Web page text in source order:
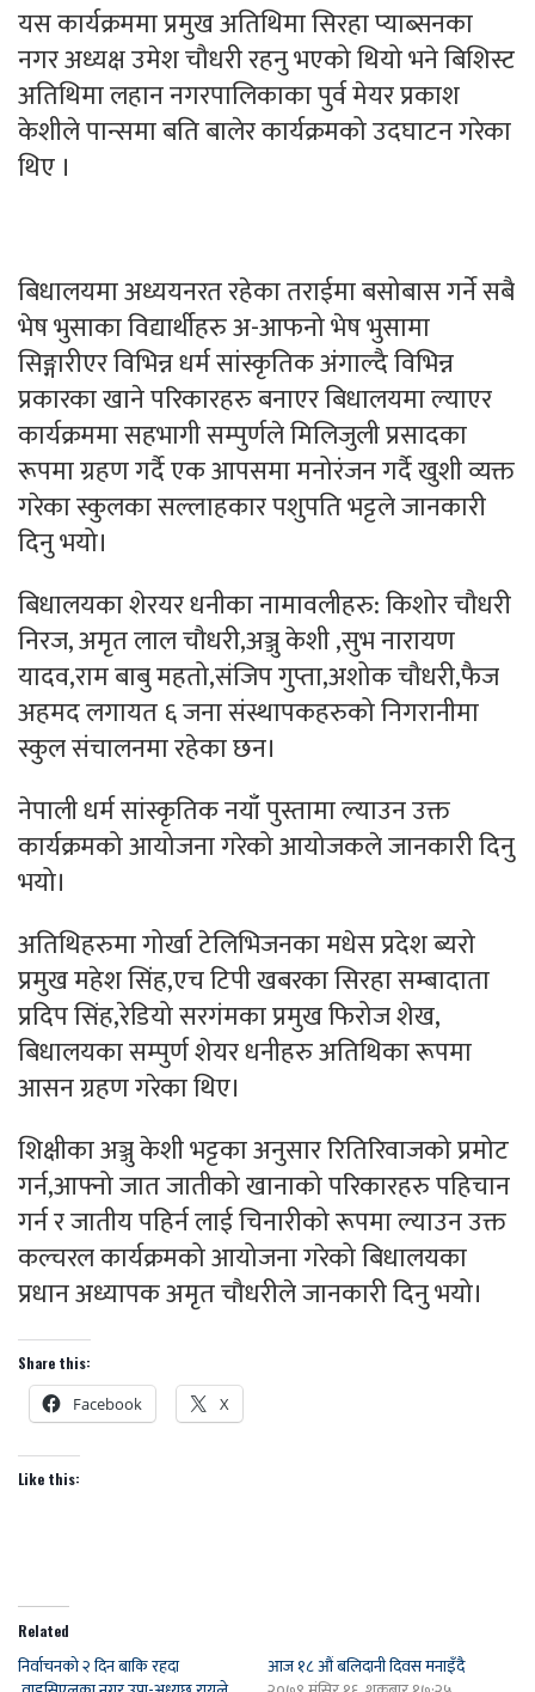
यस कार्यक्रममा प्रमुख अतिथिमा सिरहा प्याब्सनका
नगर अध्यक्ष उमेश चौधरी रहनु भएको थियो भने बिशिस्ट
अतिथिमा लहान नगरपालिकाका पुर्व मेयर प्रकाश
केशीले पान्समा बति बालेर कार्यक्रमको उदघाटन गरेका
थिए ।
बिधालयमा अध्ययनरत रहेका तराईमा बसोबास गर्ने सबै
भेष भुसाका विद्यार्थीहरु अ-आफनो भेष भुसामा
सिङ्गारीएर विभिन्न धर्म सांस्कृतिक अंगाल्दै विभिन्न
प्रकारका खाने परिकारहरु बनाएर बिधालयमा ल्याएर
कार्यक्रममा सहभागी सम्पुर्णले मिलिजुली प्रसादका
रूपमा ग्रहण गर्दै एक आपसमा मनोरंजन गर्दै खुशी व्यक्त
गरेका स्कुलका सल्लाहकार पशुपति भट्टले जानकारी
दिनु भयो।
बिधालयका शेरयर धनीका नामावलीहरु: किशोर चौधरी
निरज, अमृत लाल चौधरी,अञ्जु केशी ,सुभ नारायण
यादव,राम बाबु महतो,संजिप गुप्ता,अशोक चौधरी,फैज
अहमद लगायत ६ जना संस्थापकहरुको निगरानीमा
स्कुल संचालनमा रहेका छन।
नेपाली धर्म सांस्कृतिक नयाँ पुस्तामा ल्याउन उक्त
कार्यक्रमको आयोजना गरेको आयोजकले जानकारी दिनु
भयो।
अतिथिहरुमा गोर्खा टेलिभिजनका मधेस प्रदेश ब्यरो
प्रमुख महेश सिंह,एच टिपी खबरका सिरहा सम्बादाता
प्रदिप सिंह,रेडियो सरगंमका प्रमुख फिरोज शेख,
बिधालयका सम्पुर्ण शेयर धनीहरु अतिथिका रूपमा
आसन ग्रहण गरेका थिए।
शिक्षीका अञ्जु केशी भट्टका अनुसार रितिरिवाजको प्रमोट
गर्न,आफ्नो जात जातीको खानाको परिकारहरु पहिचान
गर्न र जातीय पहिर्न लाई चिनारीको रूपमा ल्याउन उक्त
कल्चरल कार्यक्रमको आयोजना गरेको बिधालयका
प्रधान अध्यापक अमृत चौधरीले जानकारी दिनु भयो।
Share this:
Facebook X
Like this:
Related
निर्वाचनको २ दिन बाकि रहदा
आज १८ औं बलिदानी दिवस मनाइँदै